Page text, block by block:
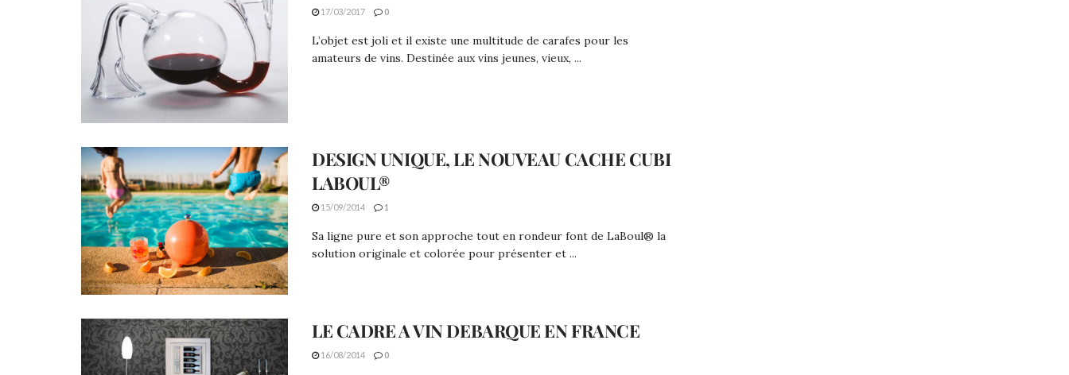
17/03/2017 0
L’objet est joli et il existe une multitude de carafes pour les
amateurs de vins. Destinée aux vins jeunes, vieux, ...
DESIGN UNIQUE, LE NOUVEAU CACHE CUBI
LABOUL®
15/09/2014 1
Sa ligne pure et son approche tout en rondeur font de LaBoul® la
solution originale et colorée pour présenter et ...
LE CADRE A VIN DEBARQUE EN FRANCE
16/08/2014 0